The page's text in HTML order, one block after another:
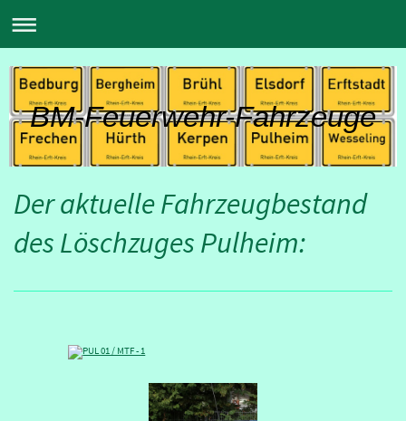
BM-Feuerwehr-Fahrzeuge
Der aktuelle Fahrzeugbestand
des Löschzuges Pulheim: